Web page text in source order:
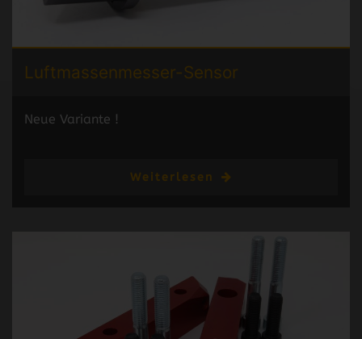
Luftmassenmesser-Sensor
Neue Variante !
Weiterlesen